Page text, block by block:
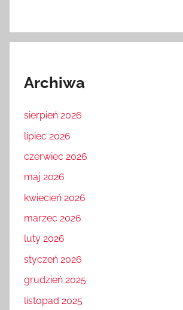
Archiwa
sierpień 2026
lipiec 2026
czerwiec 2026
maj 2026
kwiecień 2026
marzec 2026
luty 2026
styczeń 2026
grudzień 2025
listopad 2025